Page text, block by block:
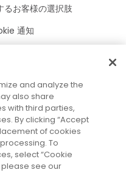
るお客様の選択肢
通知
and analyze the
also share
with third parties,
By clicking “Accept
of cookies
To
select “Cookie
please see our